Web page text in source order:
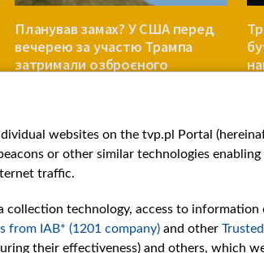
Планував замах? У США перед
вечерею за участю Трампа
затримали озброєного
websites on the tvp.pl Portal
or other similar technologies
traffic.
technology, access to information
from IAB* (1201 company) and other
their effectiveness) and others, which